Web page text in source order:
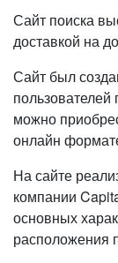
Сайт поиска
доставкой на
Сайт был
пользователей
можно
онлайн
На сайте
компании
основных
расположения